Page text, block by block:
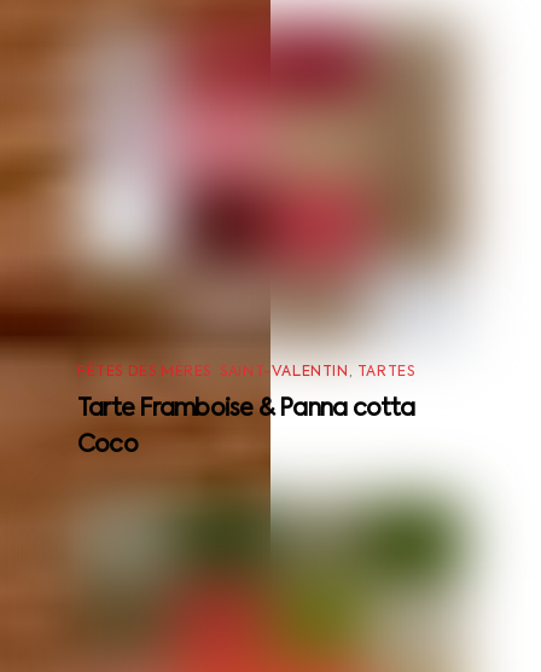
FÊTES DES MÈRES,SAINT-VALENTIN , TARTES
Tarte Framboise & Panna cotta
Coco